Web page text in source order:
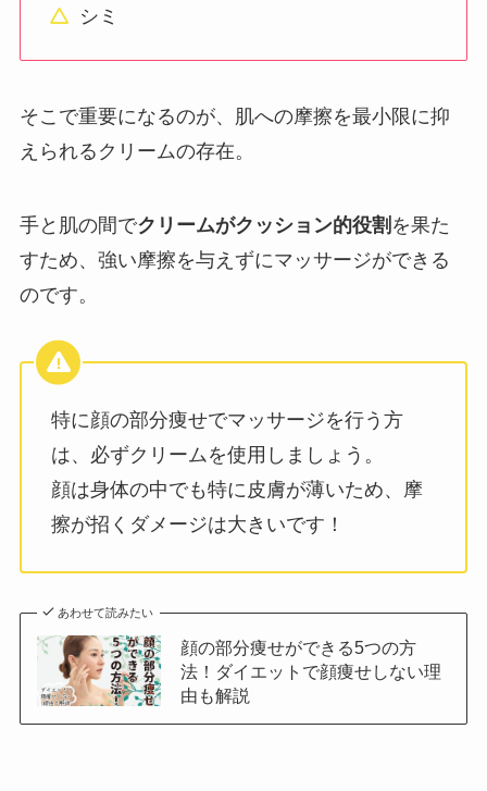
シミ
そこで重要になるのが、肌への摩擦を最小限に抑
えられるクリームの存在。
手と肌の間でクリームがクッション的役割 を果た
すため、強い摩擦を与えずにマッサージができる
のです。
特に顔の部分痩せでマッサージを行う方
は、必ずクリームを使用しましょう。
顔は身体の中でも特に皮膚が薄いため、摩
擦が招くダメージは大きいです！
あわせて読みたい
顔の部分痩せができる5つの方
法！ダイエットで顔痩せしない理
由も解説